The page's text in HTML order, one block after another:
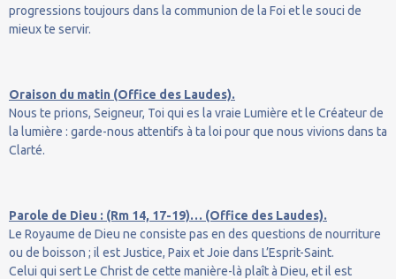
progressions toujours dans la communion de la Foi et le souci de
mieux te servir.
Oraison du matin (Office des Laudes).
Nous te prions, Seigneur, Toi qui es la vraie Lumière et le Créateur de
la lumière : garde-nous attentifs à ta loi pour que nous vivions dans ta
Clarté.
Parole de Dieu : (Rm 14, 17-19)… (Office des Laudes).
Le Royaume de Dieu ne consiste pas en des questions de nourriture
ou de boisson ; il est Justice, Paix et Joie dans L’Esprit-Saint.
Celui qui sert Le Christ de cette manière-là plaît à Dieu, et il est